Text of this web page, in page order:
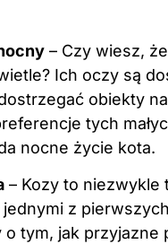
– Czy wiesz,
Ich oczy są
obiekty
tych
nocne życie kota.
– Kozy to
z
tym, jak przyjazne